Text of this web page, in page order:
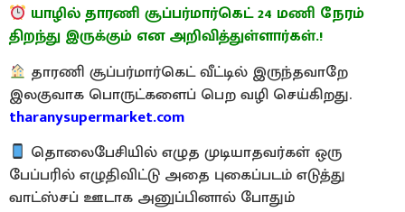
யாழில் தாரணி சூப்பர்மார்கெட் 24 மணி நேரம்
திறந்து இருக்கும் என அறிவித்துள்ளார்கள்.!
தாரணி சூப்பர்மார்கெட் வீட்டில் இருந்தவாறே
இலகுவாக பொருட்களைப் பெற வழி செய்கிறது.
tharanysupermarket.com
தொலைபேசியில் எழுத முடியாதவர்கள் ஒரு
பேப்பரில் எழுதிவிட்டு அதை புகைப்படம் எடுத்து
வாட்ஸ்சப் ஊடாக அனுப்பினால் போதும்